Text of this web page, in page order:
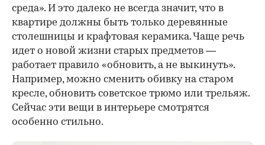
среда». И это далеко не всегда значит, что в
квартире должны быть только деревянные
столешницы и крафтовая керамика. Чаще речь
идет о новой жизни старых предметов —
работает правило «обновить, а не выкинуть».
Например, можно сменить обивку на старом
кресле, обновить советское трюмо или трельяж.
Сейчас эти вещи в интерьере смотрятся
особенно стильно.